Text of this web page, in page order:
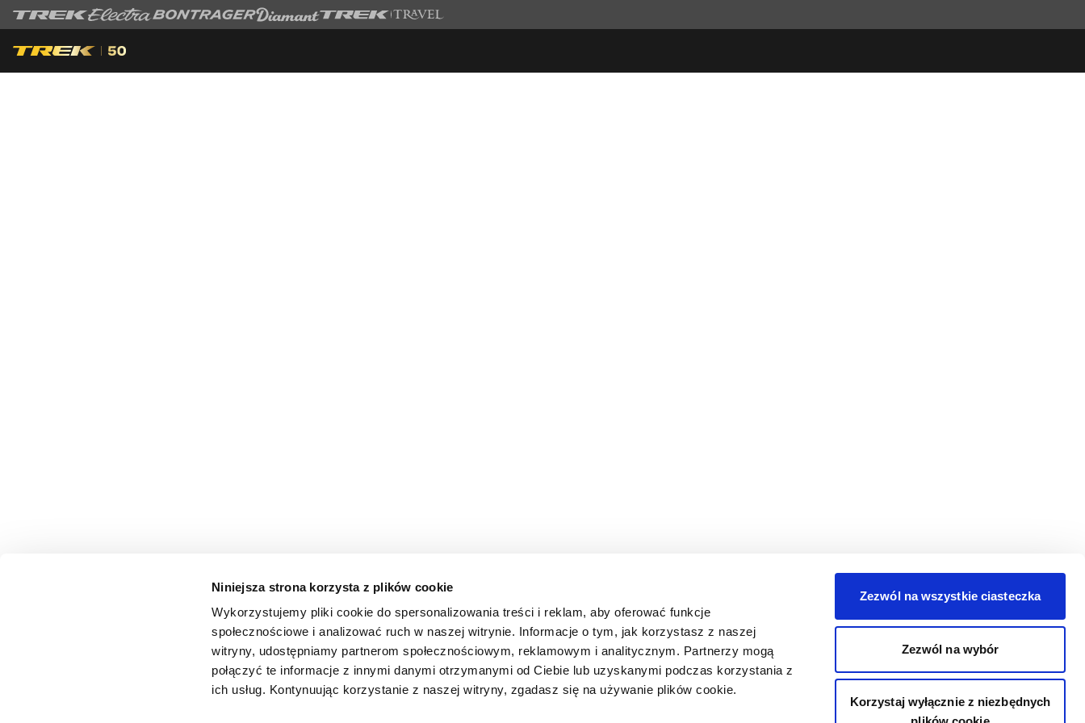
Niniejsza strona korzysta z plików cookie
Wykorzystujemy pliki cookie do spersonalizowania treści i reklam, aby oferować funkcje
społecznościowe i analizować ruch w naszej witrynie. Informacje o tym, jak korzystasz z naszej
witryny, udostępniamy partnerom społecznościowym, reklamowym i analitycznym. Partnerzy mogą
połączyć te informacje z innymi danymi otrzymanymi od Ciebie lub uzyskanymi podczas korzystania z
ich usług. Kontynuując korzystanie z naszej witryny, zgadasz się na używanie plików cookie.
Zezwól na wszystkie ciasteczka
Zezwól na wybór
Korzystaj wyłącznie z niezbędnych